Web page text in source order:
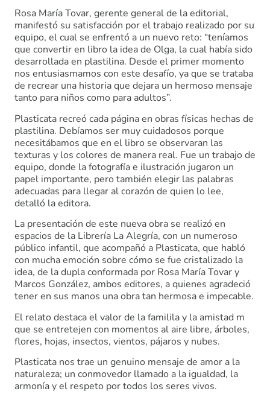
Rosa María Tovar, gerente general de la editorial,
manifestó su satisfacción por el trabajo realizado por su
equipo, el cual se enfrentó a un nuevo reto: “teníamos
que convertir en libro la idea de Olga, la cual había sido
desarrollada en plastilina. Desde el primer momento
nos entusiasmamos con este desafío, ya que se trataba
de recrear una historia que dejara un hermoso mensaje
tanto para niños como para adultos”.
Plasticata recreó cada página en obras físicas hechas de
plastilina. Debíamos ser muy cuidadosos porque
necesitábamos que en el libro se observaran las
texturas y los colores de manera real. Fue un trabajo de
equipo, donde la fotografía e ilustración jugaron un
papel importante, pero también elegir las palabras
adecuadas para llegar al corazón de quien lo lee,
detalló la editora.
La presentación de este nueva obra se realizó en
espacios de la Librería La Alegría, con un numeroso
público infantil, que acompañó a Plasticata, que habló
con mucha emoción sobre cómo se fue cristalizado la
idea, de la dupla conformada por Rosa María Tovar y
Marcos González, ambos editores, a quienes agradeció
tener en sus manos una obra tan hermosa e impecable.
El relato destaca el valor de la familila y la amistad m
que se entretejen con momentos al aire libre, árboles,
flores, hojas, insectos, vientos, pájaros y nubes.
Plasticata nos trae un genuino mensaje de amor a la
naturaleza; un conmovedor llamado a la igualdad, la
armonía y el respeto por todos los seres vivos.